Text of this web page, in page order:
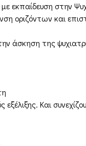
εκπαίδευση στην
οριζόντων και
άσκηση της
Και